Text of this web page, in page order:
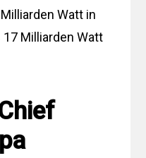
Watt in
Milliarden Watt